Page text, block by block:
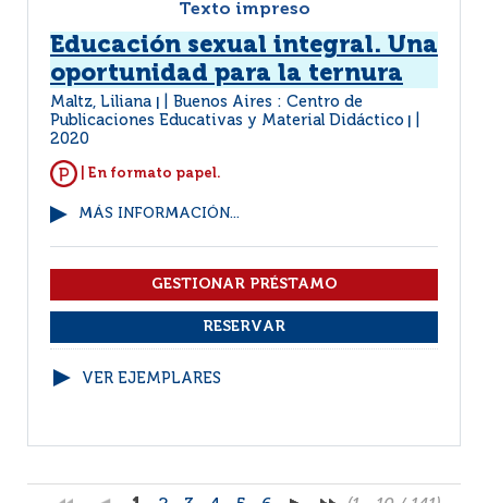
Texto impreso
Educación sexual integral. Una
oportunidad para la ternura
Maltz, Liliana
Buenos Aires : Centro de
Publicaciones Educativas y Material Didáctico
2020
| En formato papel.
MÁS INFORMACIÓN...
VER EJEMPLARES